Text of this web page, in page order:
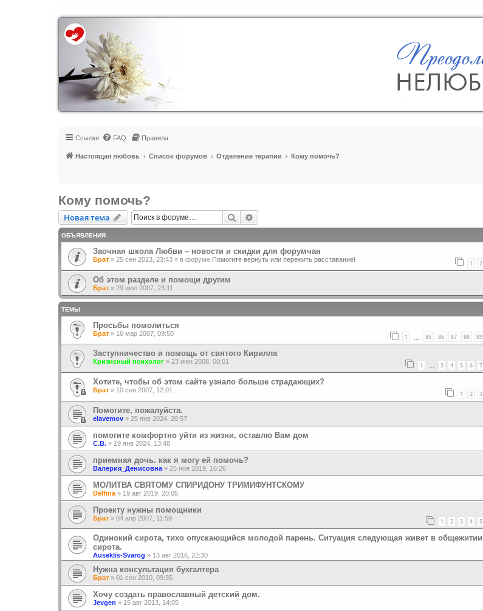
Регистрация
Ссылки FAQ Правила
Настоящая любовь Список форумов Отделение терапии Кому помочь?
Кому помочь?
Новая тема
Новаятема Поиск
ОБЪЯВЛЕНИЯ
Заочная школа Любви – новости и скидки для форумчан
Брат » 25 сен 2013, 23:43 » в форуме Помогите вернуть или пережить расставание! 1 2
Об этом разделе и помощи другим
Брат » 29 июл 2007, 23:11
ТЕМЫ
Просьбы помолиться
Брат » 16 мар 2007, 09:50 1 85 86 87 88 89
Заступничество и помощь от святого Кирилла
Кризисный психолог » 23 июн 2008, 00:01 1 … 3 4 5 6 7
Хотите, чтобы об этом сайте узнало больше страдающих?
Брат » 10 сен 2007, 12:01 1 2 3
Помогите, пожалуйста.
elavemov » 25 янв 2024, 20:57
помогите комфортно уйти из жизни, оставлю Вам дом
С.В. » 19 янв 2024, 13:48
приемная дочь. как я могу ей помочь?
Валерия_Денисовна » 25 ноя 2019, 16:26
МОЛИТВА СВЯТОМУ СПИРИДОНУ ТРИМИФУНТСКОМУ
Delfina » 19 авг 2019, 20:05
Проекту нужны помощники
Брат » 04 апр 2007, 11:59 1 2 3 4 5
Одинокий сирота, тихо опускающийся молодой парень. Ситуация следующая живет в общежитии
сирота.
Auseklis-Svarog » 13 авг 2016, 22:30
Нужна консультация бухгалтера
Брат » 01 сен 2010, 09:35
Хочу создать православный детский дом.
Jevgen » 15 авг 2013, 14:05